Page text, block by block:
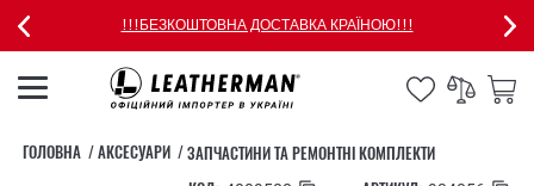
!!!БЕЗКОШТОВНА ДОСТАВКА КРАЇНОЮ!!!
ГОЛОВНА АКСЕСУАРИ
ЗАПЧАСТИНИ ТА РЕМОНТНІ КОМПЛЕКТИ